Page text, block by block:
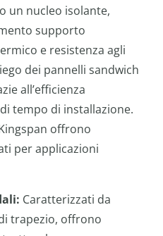
un nucleo isolante,
supporto
e resistenza agli
dei pannelli sandwich
all’efficienza
tempo di installazione.
offrono
per applicazioni
Caratterizzati da
trapezio, offrono